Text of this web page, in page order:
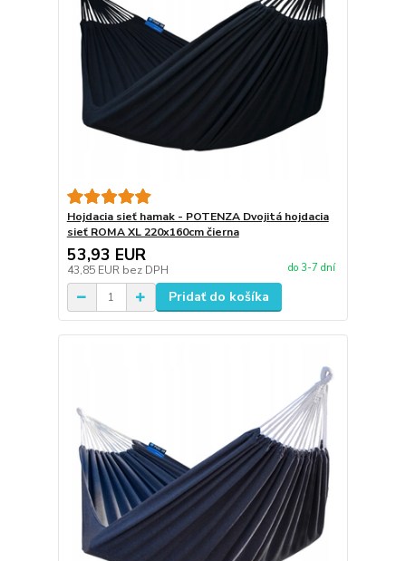
Hojdacia sieť hamak - POTENZA Dvojitá hojdacia
sieť ROMA XL 220x160cm čierna
53,93 EUR
43,85 EUR bez DPH do 3-7 dní
Pridať do košíka